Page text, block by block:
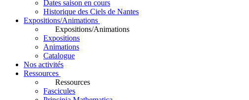
Dates saison en cours
Historique des Ciels de Nantes
Expositions/Animations
Expositions/Animations
Expositions
Animations
Catalogue
Nos activités
Ressources
Ressources
Fascicules